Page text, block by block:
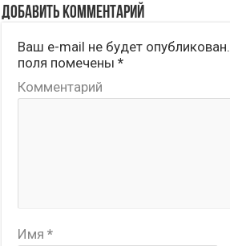
Добавить комментарий
Ваш e-mail не будет опубликован.
поля помечены*
Комментарий
Имя*